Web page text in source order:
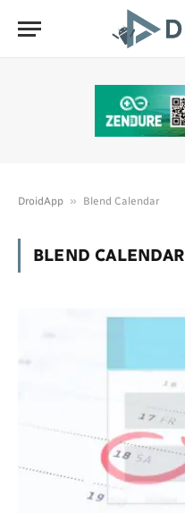
DroidApp » Blend Calendar
BLEND CALENDAR